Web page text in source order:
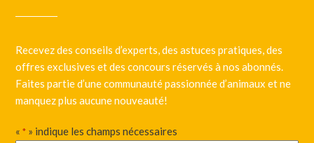
Recevez des conseils d’experts, des astuces pratiques, des
offres exclusives et des concours réservés à nos abonnés.
Faites partie d’une communauté passionnée d’animaux et ne
manquez plus aucune nouveauté!
«* » indique les champs nécessaires